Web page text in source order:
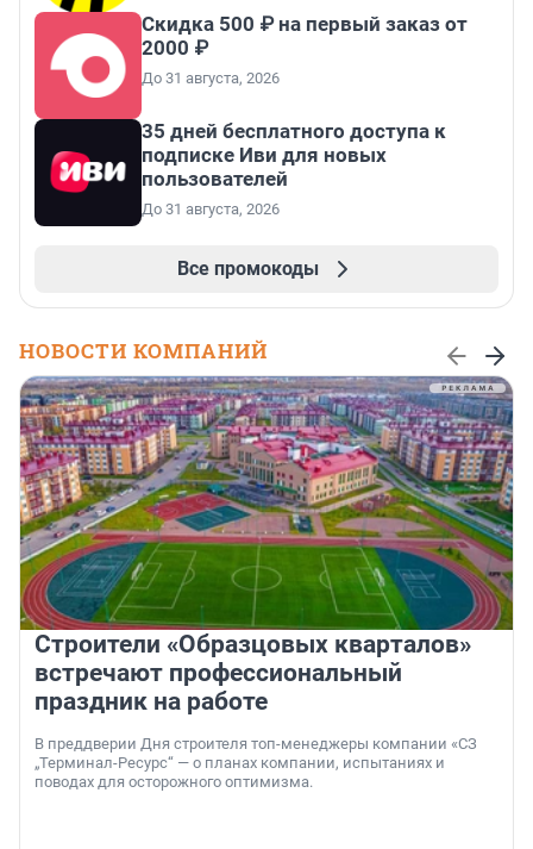
Скидка 500 ₽ на первый заказ от
2000 ₽
До 31 августа, 2026
35 дней бесплатного доступа к
подписке Иви для новых
пользователей
До 31 августа, 2026
Все промокоды
НОВОСТИ КОМПАНИЙ
Строители «Образцовых кварталов»
встречают профессиональный
праздник на работе
В преддверии Дня строителя топ-менеджеры компании «СЗ
„Терминал-Ресурс“ — о планах компании, испытаниях и
поводах для осторожного оптимизма.